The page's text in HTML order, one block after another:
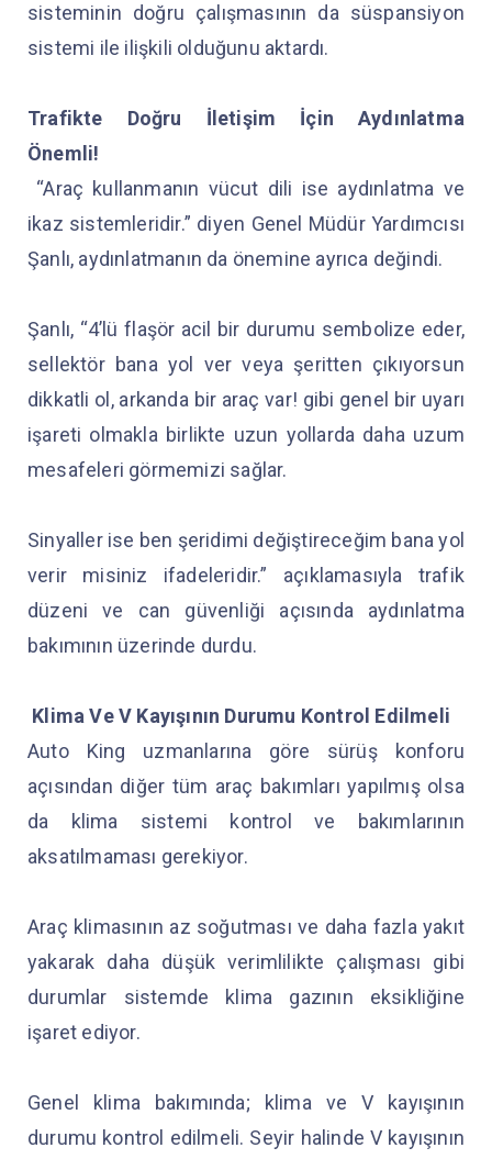
sisteminin doğru çalışmasının da süspansiyon
sistemi ile ilişkili olduğunu aktardı.
Trafikte Doğru İletişim İçin Aydınlatma
Önemli!
“Araç kullanmanın vücut dili ise aydınlatma ve
ikaz sistemleridir.” diyen Genel Müdür Yardımcısı
Şanlı, aydınlatmanın da önemine ayrıca değindi.
Şanlı, “4’lü flaşör acil bir durumu sembolize eder,
sellektör bana yol ver veya şeritten çıkıyorsun
dikkatli ol, arkanda bir araç var! gibi genel bir uyarı
işareti olmakla birlikte uzun yollarda daha uzum
mesafeleri görmemizi sağlar.
Sinyaller ise ben şeridimi değiştireceğim bana yol
verir misiniz ifadeleridir.” açıklamasıyla trafik
düzeni ve can güvenliği açısında aydınlatma
bakımının üzerinde durdu.
Klima Ve V Kayışının Durumu Kontrol Edilmeli
Auto King uzmanlarına göre sürüş konforu
açısından diğer tüm araç bakımları yapılmış olsa
da klima sistemi kontrol ve bakımlarının
aksatılmaması gerekiyor.
Araç klimasının az soğutması ve daha fazla yakıt
yakarak daha düşük verimlilikte çalışması gibi
durumlar sistemde klima gazının eksikliğine
işaret ediyor.
Genel klima bakımında; klima ve V kayışının
durumu kontrol edilmeli. Seyir halinde V kayışının